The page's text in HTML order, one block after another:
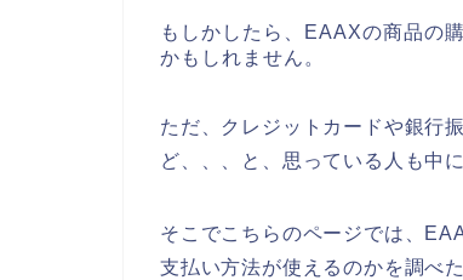
もしかしたら、EAAXの商品の
かもしれません。
ただ、クレジットカードや銀行
ど、、、と、思っている人も中
そこでこちらのページでは、
支払い方法が使えるのかを調べ